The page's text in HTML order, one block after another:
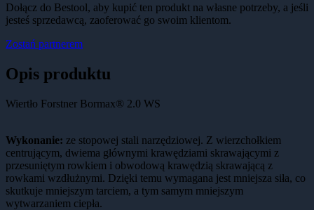
Dołącz do Bestool, aby kupić ten produkt na własne potrzeby, a jeśli
jesteś sprzedawcą, zaoferować go swoim klientom.
Zostań partnerem
Opis produktu
Wiertło Forstner Bormax® 2.0 WS
Wykonanie: ze stopowej stali narzędziowej. Z wierzchołkiem
centrującym, dwiema głównymi krawędziami skrawającymi z
przesuniętym rowkiem i obwodową krawędzią skrawającą z
rowkami wzdłużnymi. Dzięki temu wymagana jest mniejsza siła, co
skutkuje mniejszym tarciem, a tym samym mniejszym
wytwarzaniem ciepła.